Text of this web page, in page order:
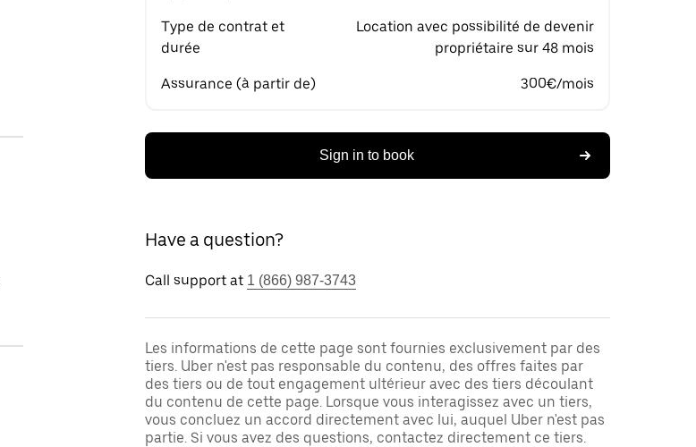
Type de contrat et
durée
Location avec possibilité de devenir
propriétaire sur 48 mois
Assurance (à partir de) 300€/mois
Sign in to book
Have a question?
Call support at 1 (866) 987-3743
Les informations de cette page sont fournies exclusivement par des
tiers. Uber n'est pas responsable du contenu, des offres faites par
des tiers ou de tout engagement ultérieur avec des tiers découlant
du contenu de cette page. Lorsque vous interagissez avec un tiers,
vous concluez un accord directement avec lui, auquel Uber n'est pas
partie. Si vous avez des questions, contactez directement ce tiers.